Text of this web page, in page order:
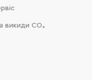
викиди CO₂